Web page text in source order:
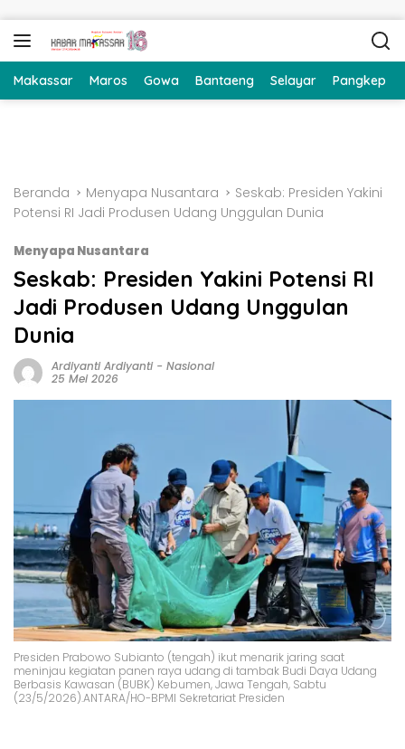
Makassar Maros Gowa Bantaeng Selayar Pangkep
Beranda Menyapa Nusantara
Seskab: Presiden Yakini
Potensi RI Jadi Produsen Udang Unggulan Dunia
Menyapa Nusantara
Seskab: Presiden Yakini Potensi RI
Jadi Produsen Udang Unggulan
Dunia
Ardiyanti Ardiyanti- Nasional
25 Mei 2026
Presiden Prabowo Subianto (tengah) ikut menarik jaring saat
meninjau kegiatan panen raya udang di tambak Budi Daya Udang
Berbasis Kawasan (BUBK) Kebumen, Jawa Tengah, Sabtu
(23/5/2026).ANTARA/HO-BPMI Sekretariat Presiden